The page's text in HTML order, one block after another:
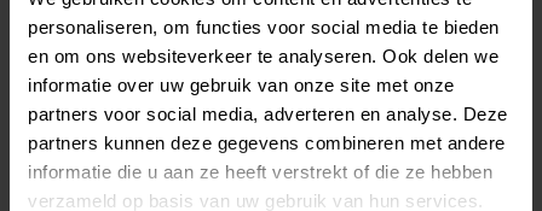
personaliseren, om functies voor social media te bieden
en om ons websiteverkeer te analyseren. Ook delen we
informatie over uw gebruik van onze site met onze
partners voor social media, adverteren en analyse. Deze
partners kunnen deze gegevens combineren met andere
informatie die u aan ze heeft verstrekt of die ze hebben
verzameld op basis van uw gebruik van hun services.
T/m 1945
11%